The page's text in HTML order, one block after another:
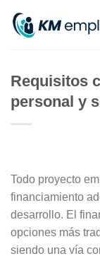
Requisitos
personal y
Todo proyecto
financiamiento
desarrollo. El
opciones más
siendo una vía